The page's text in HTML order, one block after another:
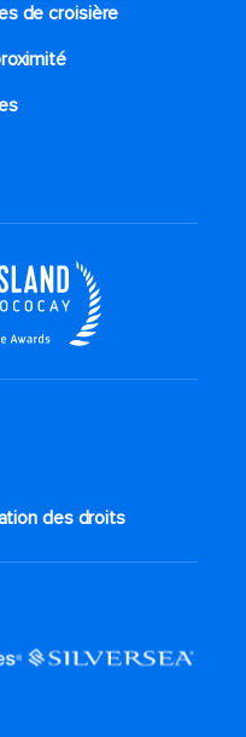
de croisière
des droits